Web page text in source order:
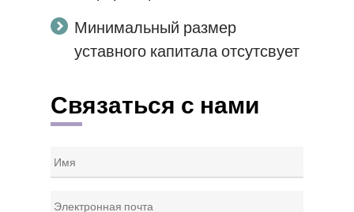
Минимальный размер
уставного капитала отсутсвует
Связаться с нами
Name
Email *